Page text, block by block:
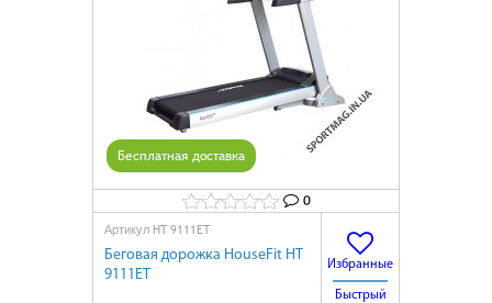
0
Бесплатная доставка
Артикул HT 9111ET
Беговая дорожка HouseFit HT
9111ET
Избранные
Быстрый